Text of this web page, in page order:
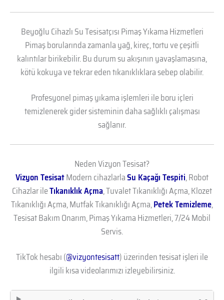
Beyoğlu Cihazlı Su Tesisatçısı Pimaş Yıkama Hizmetleri
Pimaş borularında zamanla yağ, kireç, tortu ve çeşitli
kalıntılar birikebilir. Bu durum su akışının yavaşlamasına,
kötü kokuya ve tekrar eden tıkanıklıklara sebep olabilir.
Profesyonel pimaş yıkama işlemleri ile boru içleri
temizlenerek gider sisteminin daha sağlıklı çalışması
sağlanır.
Neden Vizyon Tesisat?
Vizyon TesisatModern cihazlarlaSu Kaçağı Tespiti, Robot
Cihazlar ileTıkanıklık Açma, Tuvalet Tıkanıklığı Açma, Klozet
Tıkanıklığı Açma, Mutfak Tıkanıklığı Açma,Petek Temizleme,
Tesisat Bakım Onarım, Pimaş Yıkama Hizmetleri, 7/24 Mobil
Servis.
TikTok hesabı (@vizyontesisatt) üzerinden tesisat işleri ile
ilgili kısa videolarımızı izleyebilirsiniz.